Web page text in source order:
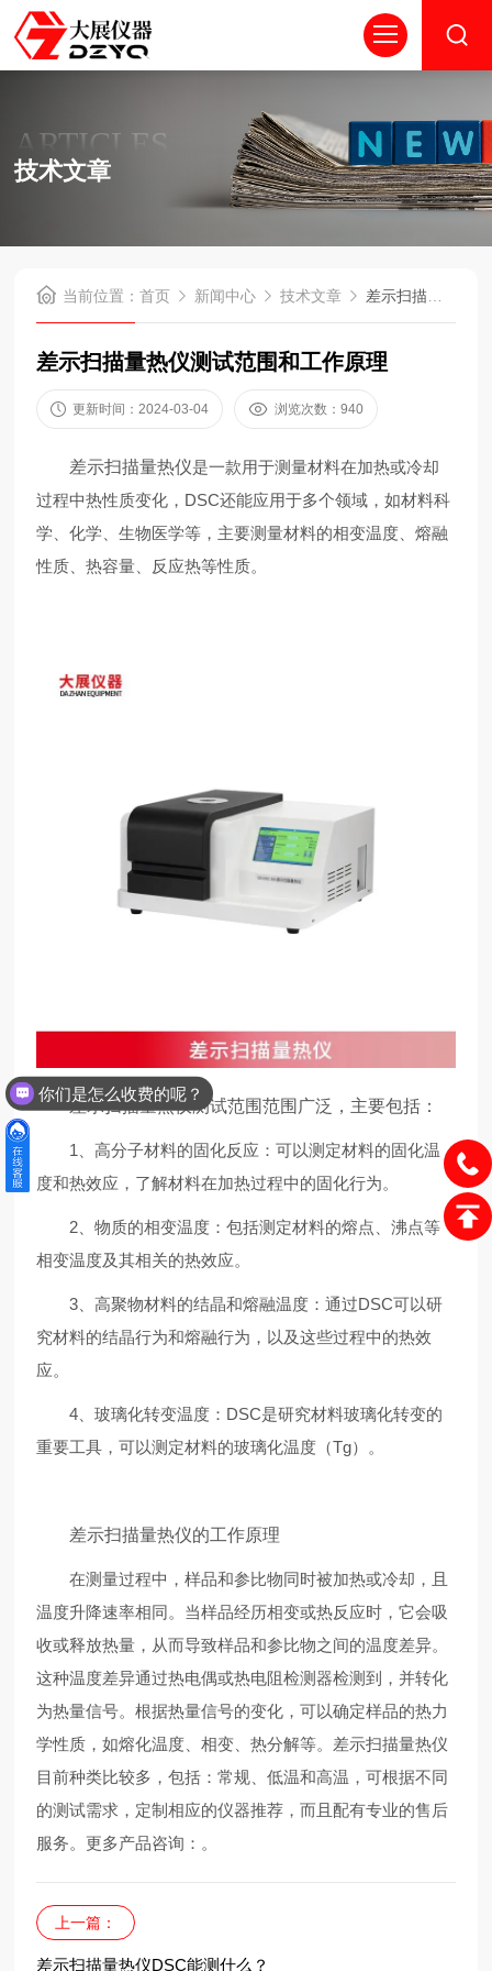
ARTICLES
技术文章
当前位置：首页 新闻中心 技术文章 差示扫描量热仪测试范围和工作原理
差示扫描量热仪测试范围和工作原理
更新时间：2024-03-04 浏览次数：940
差示扫描量热仪是一款用于测量材料在加热或冷却
过程中热性质变化，DSC还能应用于多个领域，如材料科
学、化学、生物医学等，主要测量材料的相变温度、熔融
性质、热容量、反应热等性质。
差示扫描量热仪测试范围范围广泛，主要包括：
1、高分子材料的固化反应：可以测定材料的固化温
度和热效应，了解材料在加热过程中的固化行为。
2、物质的相变温度：包括测定材料的熔点、沸点等
相变温度及其相关的热效应。
3、高聚物材料的结晶和熔融温度：通过DSC可以研
究材料的结晶行为和熔融行为，以及这些过程中的热效
应。
4、玻璃化转变温度：DSC是研究材料玻璃化转变的
重要工具，可以测定材料的玻璃化温度（Tg）。
差示扫描量热仪的工作原理
在测量过程中，样品和参比物同时被加热或冷却，且
温度升降速率相同。当样品经历相变或热反应时，它会吸
收或释放热量，从而导致样品和参比物之间的温度差异。
这种温度差异通过热电偶或热电阻检测器检测到，并转化
为热量信号。根据热量信号的变化，可以确定样品的热力
学性质，如熔化温度、相变、热分解等。差示扫描量热仪
目前种类比较多，包括：常规、低温和高温，可根据不同
的测试需求，定制相应的仪器推荐，而且配有专业的售后
服务。更多产品咨询： 。
上一篇：
差示扫描量热仪DSC能测什么？
你们是怎么收费的呢？